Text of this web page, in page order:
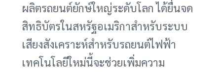
ผลิตรถยนต์ยักษ์ใหญ่ระดับโลก ได้ยื่นจด
สิทธิบัตรในสหรัฐอเมริกาสำหรับระบบ
เสียงสังเคราะห์สำหรับรถยนต์ไฟฟ้า
เทคโนโลยีใหม่นี้จะช่วยเพิ่มความ